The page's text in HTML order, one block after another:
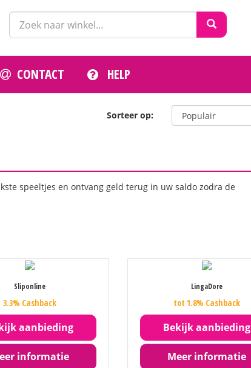
CONTACT HELP
Sorteer op:
speeltjes en ontvang geld terug in uw saldo zodra de
Sliponline
3.3% Cashback
aanbieding
informatie
LingaDore
tot 1.8% Cashback
Bekijk aanbieding
Meer informatie